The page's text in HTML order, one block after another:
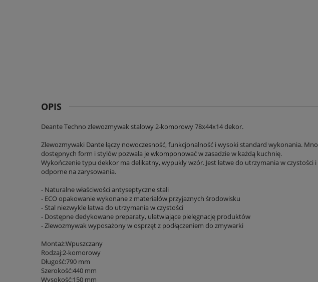
OPIS
Deante Techno zlewozmywak stalowy 2-komorowy 78x44x14 dekor.
Zlewozmywaki Dante łączy nowoczesność, funkcjonalność i wysoki standard wykonania.
dostępnych form i stylów pozwala je wkomponować w zasadzie w każdą kuchnię.
Wykończenie typu dekkor ma delikatny, wypukły wzór. Jest łatwe do utrzymania w czystości i
odporne na zarysowania.
- Naturalne właściwości antyseptyczne stali
- ECO opakowanie wykonane z materiałów przyjaznych środowisku
- Stal niezwykle łatwa do utrzymania w czystości
- Dostępne dedykowane preparaty, ułatwiające pielęgnację produktów
- Zlewozmywak wyposażony w osprzęt z podłączeniem do zmywarki
Montaż:Wpuszczany
Rodzaj:2-komorowy
Długość:790 mm
Szerokość:440 mm
Wysokość:150 mm